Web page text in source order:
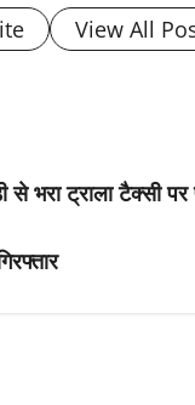
View All
से भरा ट्राला टैक्सी